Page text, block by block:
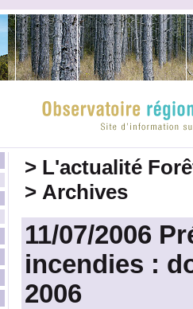
> L'actualité
> Archives
11/07/2006
incendies :
2006